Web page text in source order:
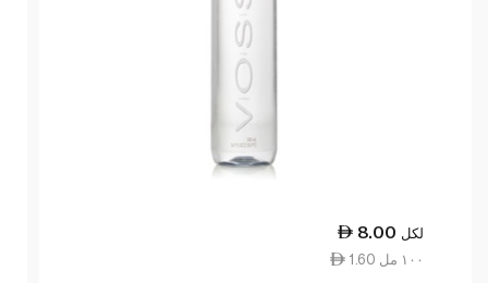
8.00 لكل
1.60 ١٠٠ مل